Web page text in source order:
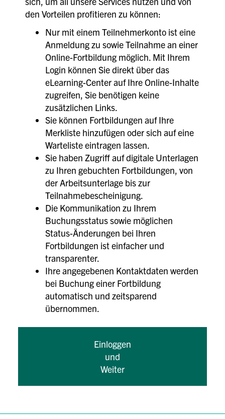
den Vorteilen profitieren zu können:
Nur mit einem Teilnehmerkonto ist eine
Anmeldung zu sowie Teilnahme an einer
Online-Fortbildung möglich. Mit Ihrem
Login können Sie direkt über das
eLearning-Center auf Ihre Online-Inhalte
zugreifen, Sie benötigen keine
zusätzlichen Links.
Sie können Fortbildungen auf Ihre
Merkliste hinzufügen oder sich auf eine
Warteliste eintragen lassen.
Sie haben Zugriff auf digitale Unterlagen
zu Ihren gebuchten Fortbildungen, von
der Arbeitsunterlage bis zur
Teilnahmebescheinigung.
Die Kommunikation zu Ihrem
Buchungsstatus sowie möglichen
Status-Änderungen bei Ihren
Fortbildungen ist einfacher und
transparenter.
Ihre angegebenen Kontaktdaten werden
bei Buchung einer Fortbildung
automatisch und zeitsparend
übernommen.
Einloggen
und
Weiter